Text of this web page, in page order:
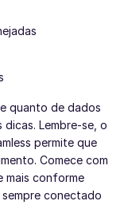
quanto de dados
Lembre-se, o
permite que
Comece com
mais conforme
conectado